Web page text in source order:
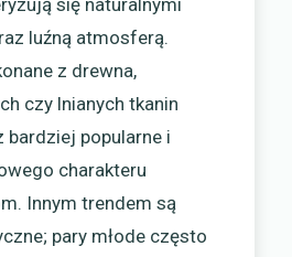
się naturalnymi
luźną atmosferą.
z drewna,
czy lnianych tkanin
bardziej popularne i
charakteru
Innym trendem są
pary młode często